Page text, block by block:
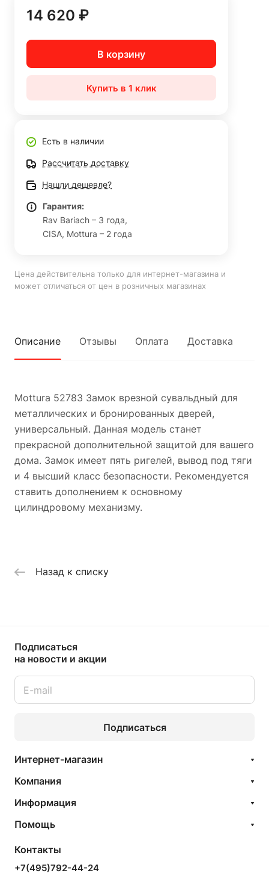
14 620 ₽
В корзину
Купить в 1 клик
Есть в наличии
Рассчитать доставку
Нашли дешевле?
Гарантия:
Rav Bariach – 3 года,
CISA, Mottura – 2 года
Цена действительна только для интернет-магазина и
может отличаться от цен в розничных магазинах
Описание Отзывы Оплата Доставка
Mottura 52783 Замок врезной сувальдный для
металлических и бронированных дверей,
универсальный. Данная модель станет
прекрасной дополнительной защитой для вашего
дома. Замок имеет пять ригелей, вывод под тяги
и 4 высший класс безопасности. Рекомендуется
ставить дополнением к основному
цилиндровому механизму.
Назад к списку
Подписаться
на новости и акции
Подписаться
Интернет-магазин
Компания
Информация
Помощь
Контакты
+7(495)792-44-24